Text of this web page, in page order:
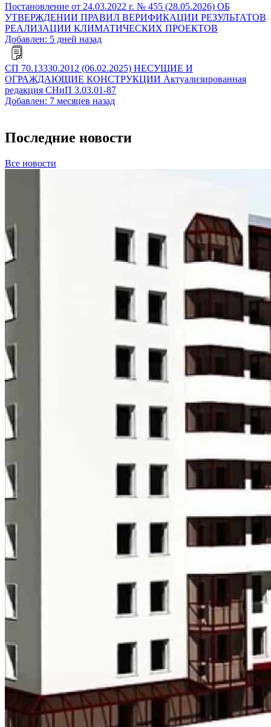
Постановление от 24.03.2022 г. № 455 (28.05.2026) ОБ
УТВЕРЖДЕНИИ ПРАВИЛ ВЕРИФИКАЦИИ РЕЗУЛЬТАТОВ
РЕАЛИЗАЦИИ КЛИМАТИЧЕСКИХ ПРОЕКТОВ
Добавлен: 5 дней назад
СП 70.13330.2012 (06.02.2025) НЕСУЩИЕ И
ОГРАЖДАЮЩИЕ КОНСТРУКЦИИ Актуализированная
редакция СНиП 3.03.01-87
Добавлен: 7 месяцев назад
Последние новости
Все новости